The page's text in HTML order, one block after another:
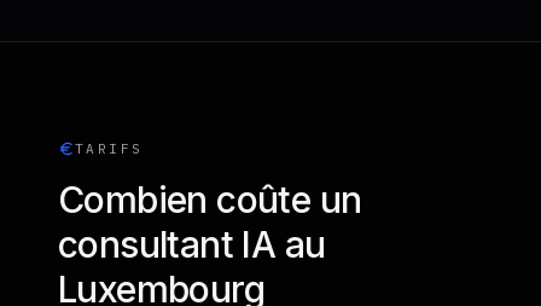
TARIFS
Combien coûte un
consultant IA au
Luxembourg